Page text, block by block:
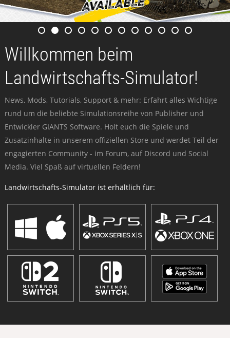
Willkommen beim
Landwirtschafts-Simulator!
News, Mods, Tutorials, Support & mehr: Erfahrt alles Wichtige
rund um die beliebte Simulationsreihe von Publisher und
Entwickler GIANTS Software. Holt euch die Spiele und
Zusatzinhalte in unserem offiziellen Store und werdet Teil der
engagierten Community - im Forum, auf Discord und Social
Media. Viel Spaß auf virtuellen Feldern!
Landwirtschafts-Simulator ist erhältlich für: